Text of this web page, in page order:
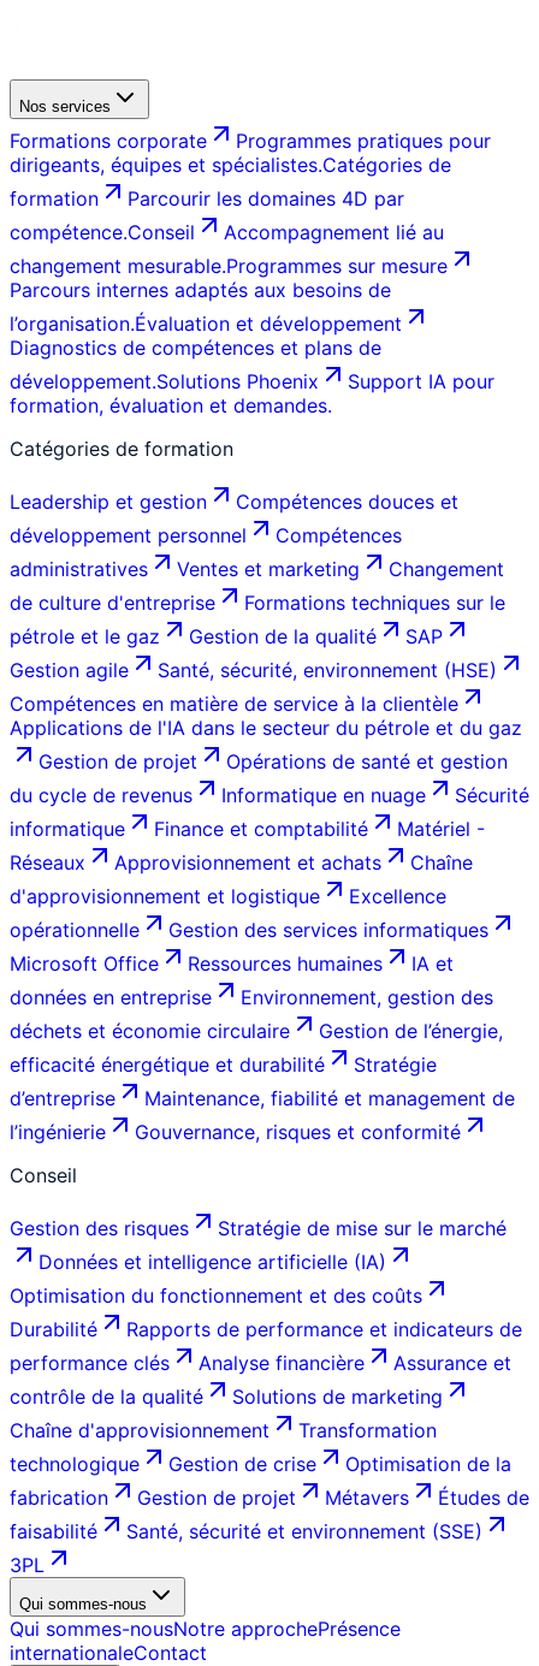
Nos services
Formations corporate
Programmes pratiques pour
dirigeants, équipes et spécialistes.Catégories de
formation
Parcourir les domaines 4D par
compétence.Conseil
Accompagnement lié au
changement mesurable.Programmes sur mesure
Parcours internes adaptés aux besoins de
l’organisation.Évaluation et développement
Diagnostics de compétences et plans de
développement.Solutions Phoenix
Support IA pour
formation, évaluation et demandes.
Catégories de formation
Leadership et gestion
Compétences douces et
développement personnel
Compétences
administratives
Ventes et marketing
Changement
de culture d'entreprise
Formations techniques sur le
pétrole et le gaz
Gestion de la qualité
SAP
Gestion agile
Santé, sécurité, environnement (HSE)
Compétences en matière de service à la clientèle
Applications de l'IA dans le secteur du pétrole et du gaz
Gestion de projet
Opérations de santé et gestion
du cycle de revenus
Informatique en nuage
Sécurité
informatique
Finance et comptabilité
Matériel -
Réseaux
Approvisionnement et achats
Chaîne
d'approvisionnement et logistique
Excellence
opérationnelle
Gestion des services informatiques
Microsoft Office
Ressources humaines
IA et
données en entreprise
Environnement, gestion des
déchets et économie circulaire
Gestion de l’énergie,
efficacité énergétique et durabilité
Stratégie
d’entreprise
Maintenance, fiabilité et management de
l’ingénierie
Gouvernance, risques et conformité
Conseil
Gestion des risques
Stratégie de mise sur le marché
Données et intelligence artificielle (IA)
Optimisation du fonctionnement et des coûts
Durabilité
Rapports de performance et indicateurs de
performance clés
Analyse financière
Assurance et
contrôle de la qualité
Solutions de marketing
Chaîne d'approvisionnement
Transformation
technologique
Gestion de crise
Optimisation de la
fabrication
Gestion de projet Métavers
Études de
faisabilité
Santé, sécurité et environnement (SSE)
3PL
Qui sommes-nous
Qui sommes-nousNotre approchePrésence
internationaleContact